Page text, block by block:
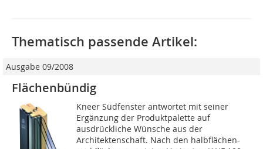
Thematisch passende Artikel:
Ausgabe 09/2008
Flächenbündig
Kneer Südfenster antwortet mit seiner
Ergänzung der Produktpalette auf
ausdrückliche Wünsche aus der
Architektenschaft. Nach den halbflächen-